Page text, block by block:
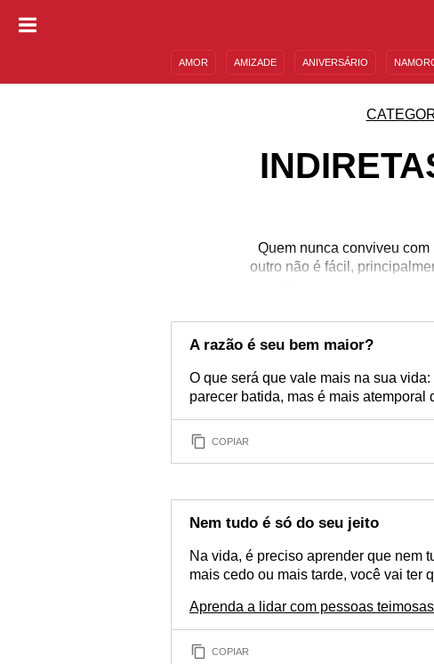
AMOR AMIZADE ANIVERSÁRIO
Quem nunca conviveu
outro não é fácil,
bom! Mas aceitar essas
estas indiretas para pessoas
sabe que
A razão é seu bem maior?
O que será que vale mais na sua
parecer batida, mas é mais atemporal
COPIAR
Nem tudo é só do seu jeito
Na vida, é preciso aprender que nem
mais cedo ou mais tarde, você vai ter
Aprenda a lidar com pessoas teimosas
COPIAR